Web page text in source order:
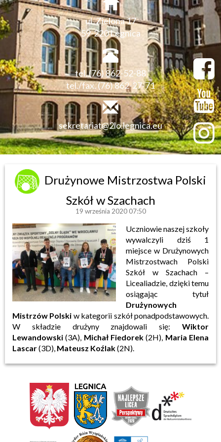
ul. Zielona 17
59-220 Legnica
tel. (76) 862-52-88
tel./fax. (76) 862-27-71
sekretariat@2lo.legnica.eu
Drużynowe Mistrzostwa Polski
Szkół w Szachach
19 września 2020 07:50
Uczniowie naszej szkoły
wywalczyli dziś 1
miejsce w Drużynowych
Mistrzostwach Polski
Szkół w Szachach –
Licealiadzie, dzięki temu
osiągając tytuł
Drużynowych
Mistrzów Polski w kategorii szkół ponadpodstawowych.
W składzie drużyny znajdowali się: Wiktor
Lewandowski (3A), Michał Fiedorek (2H), Maria Elena
Lascar(3D), Mateusz Koźlak(2N).